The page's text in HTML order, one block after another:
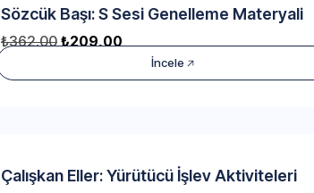
Sözcük Başı: S Sesi Genelleme Materyali
₺362,00 ₺209,00
İncele
Çalışkan Eller: Yürütücü İşlev Aktiviteleri